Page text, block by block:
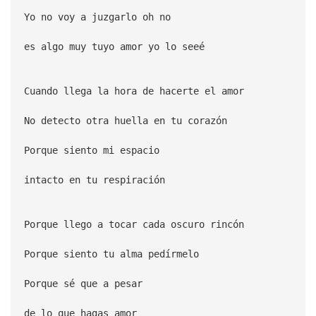
Yo no voy a juzgarlo oh no
es algo muy tuyo amor yo lo seeé
Cuando llega la hora de hacerte el amor
No detecto otra huella en tu corazón
Porque siento mi espacio
intacto en tu respiración
Porque llego a tocar cada oscuro rincón
Porque siento tu alma pedírmelo
Porque sé que a pesar
de lo que hagas amor